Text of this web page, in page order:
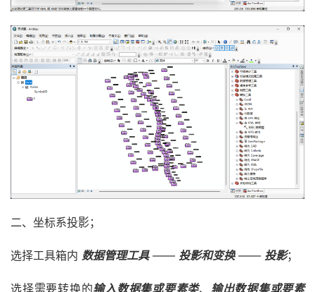
二、坐标系投影；
选择工具箱内 数据管理工具—— 投影和变换—— 投影；
选择需要转换的输入数据集或要素类、 输出数据集或要素